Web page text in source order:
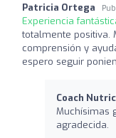
Patricia Ortega
Experiencia
totalmente positiva.
comprensión y
espero seguir
Coach
Muchísimas
agradecida.